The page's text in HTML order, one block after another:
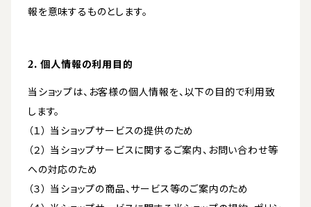
報を意味するものとします。
2. 個人情報の利用目的
当ショップは、お客様の個人情報を、以下の目的で利用致
します。
（１） 当ショップサービスの提供のため
（２） 当ショップサービスに関するご案内、お問い合わせ等
への対応のため
（３） 当ショップの商品、サービス等のご案内のため